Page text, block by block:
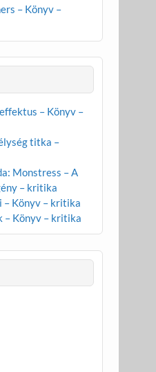
– Könyv –
– Könyv –
titka –
Monstress – A
– kritika
– Könyv – kritika
– Könyv – kritika